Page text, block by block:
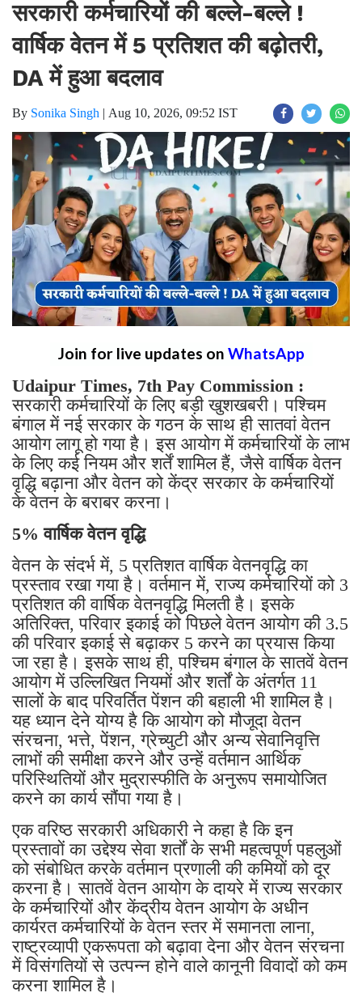
सरकारी कर्मचारियों की बल्ले-बल्ले !
वार्षिक वेतन में 5 प्रतिशत की बढ़ोतरी,
DA में हुआ बदलाव
By Sonika Singh | Aug 10, 2026, 09:52 IST
Join for live updates on WhatsApp
Udaipur Times, 7th Pay Commission :
सरकारी कर्मचारियों के लिए बड़ी खुशखबरी। पश्चिम
बंगाल में नई सरकार के गठन के साथ ही सातवां वेतन
आयोग लागू हो गया है। इस आयोग में कर्मचारियों के लाभ
के लिए कई नियम और शर्तें शामिल हैं, जैसे वार्षिक वेतन
वृद्धि बढ़ाना और वेतन को केंद्र सरकार के कर्मचारियों
के वेतन के बराबर करना।
5% वार्षिक वेतन वृद्धि
वेतन के संदर्भ में, 5 प्रतिशत वार्षिक वेतनवृद्धि का
प्रस्ताव रखा गया है। वर्तमान में, राज्य कर्मचारियों को 3
प्रतिशत की वार्षिक वेतनवृद्धि मिलती है। इसके
अतिरिक्त, परिवार इकाई को पिछले वेतन आयोग की 3.5
की परिवार इकाई से बढ़ाकर 5 करने का प्रयास किया
जा रहा है। इसके साथ ही, पश्चिम बंगाल के सातवें वेतन
आयोग में उल्लिखित नियमों और शर्तों के अंतर्गत 11
सालों के बाद परिवर्तित पेंशन की बहाली भी शामिल है।
यह ध्यान देने योग्य है कि आयोग को मौजूदा वेतन
संरचना, भत्ते, पेंशन, ग्रेच्युटी और अन्य सेवानिवृत्ति
लाभों की समीक्षा करने और उन्हें वर्तमान आर्थिक
परिस्थितियों और मुद्रास्फीति के अनुरूप समायोजित
करने का कार्य सौंपा गया है।
एक वरिष्ठ सरकारी अधिकारी ने कहा है कि इन
प्रस्तावों का उद्देश्य सेवा शर्तों के सभी महत्वपूर्ण पहलुओं
को संबोधित करके वर्तमान प्रणाली की कमियों को दूर
करना है। सातवें वेतन आयोग के दायरे में राज्य सरकार
के कर्मचारियों और केंद्रीय वेतन आयोग के अधीन
कार्यरत कर्मचारियों के वेतन स्तर में समानता लाना,
राष्ट्रव्यापी एकरूपता को बढ़ावा देना और वेतन संरचना
में विसंगतियों से उत्पन्न होने वाले कानूनी विवादों को कम
करना शामिल है।